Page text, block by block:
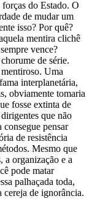
forças do Estado. O
de mudar um
isso? Por quê?
mentira clichê
vence?
de série.
Uma
interplanetária,
obviamente tomaria
fosse extinta de
que não
consegue pensar
de resistência
Mesmo que
a organização e a
pode matar
palhaçada toda,
cereja de ignorância.